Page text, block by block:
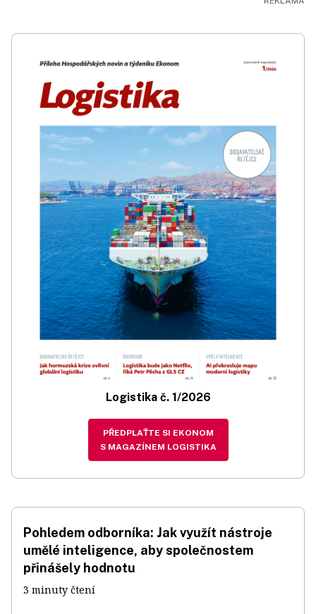
Logistika č. 1/2026
PŘEDPLAŤTE SI EKONOM
S MAGAZÍNEM LOGISTIKA
Pohledem odborníka: Jak využít nástroje
umělé inteligence, aby společnostem
přinášely hodnotu
3 minuty čtení